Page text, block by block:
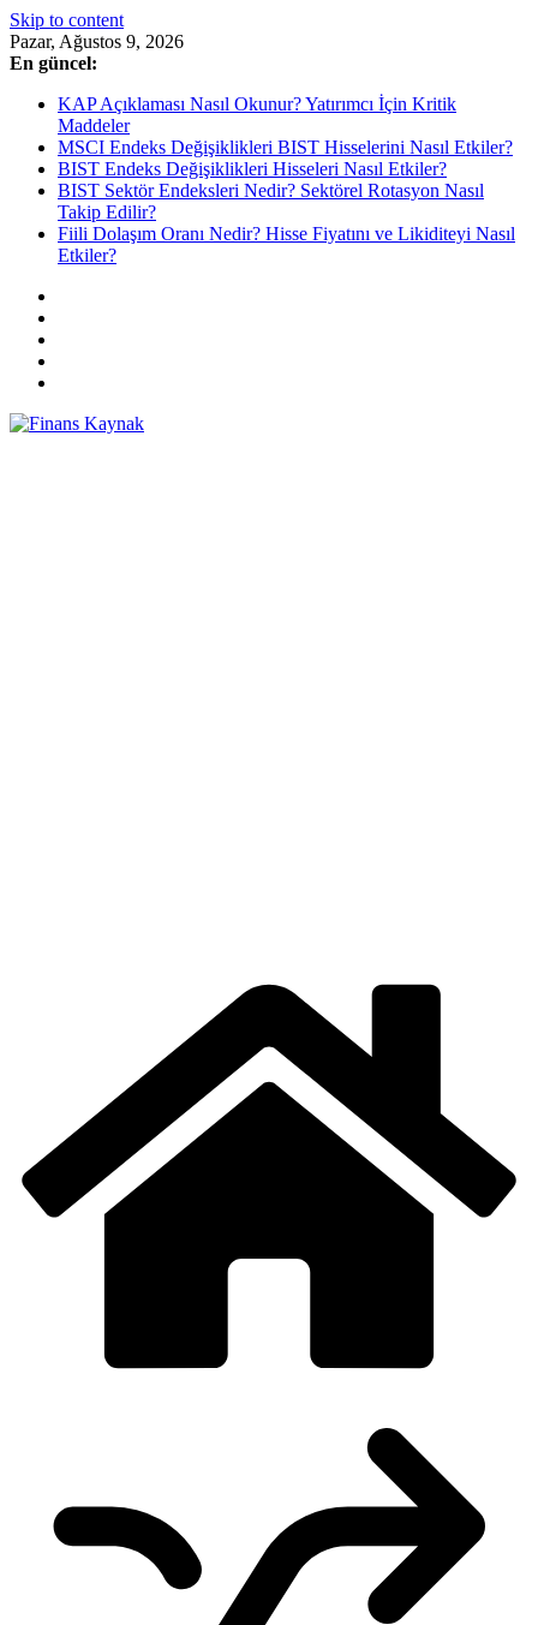
Skip to content
Pazar, Ağustos 9, 2026
En güncel:
KAP Açıklaması Nasıl Okunur? Yatırımcı İçin Kritik
Maddeler
MSCI Endeks Değişiklikleri BIST Hisselerini Nasıl Etkiler?
BIST Endeks Değişiklikleri Hisseleri Nasıl Etkiler?
BIST Sektör Endeksleri Nedir? Sektörel Rotasyon Nasıl
Takip Edilir?
Fiili Dolaşım Oranı Nedir? Hisse Fiyatını ve Likiditeyi Nasıl
Etkiler?